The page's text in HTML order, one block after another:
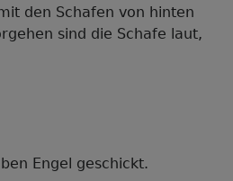
den Schafen von hinten
sind die Schafe laut,
Engel geschickt.